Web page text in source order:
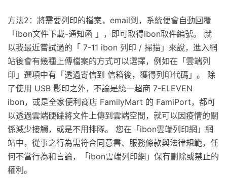
方法2：將需要列印的檔案，email到，系統便會自動回覆
「ibon文件下載-通知函 」，即可取得ibon取件編號。 就
以我最近嘗試過的「 7-11 ibon 列印 / 掃描」來說，進入網
站後會有幾種上傳檔案的方式可以選擇，例如在「雲端列
印」選項中有「透過寄信到 信箱後，獲得列印代碼」。 除
了使用 USB 影印之外，不論是統一超商 7-ELEVEN
ibon，或是全家便利商店 FamilyMart 的 FamiPort，都可
以透過雲端硬碟將文件上傳到雲端空間，就可以因疫情的關
係減少接觸，或是不用排隊。 您在「ibon雲端列印網」網
站中，從事之行為需符合同意書、服務條款與法律規範，任
何不當行為和言論，「ibon雲端列印網」保有刪除或禁止的
權利。